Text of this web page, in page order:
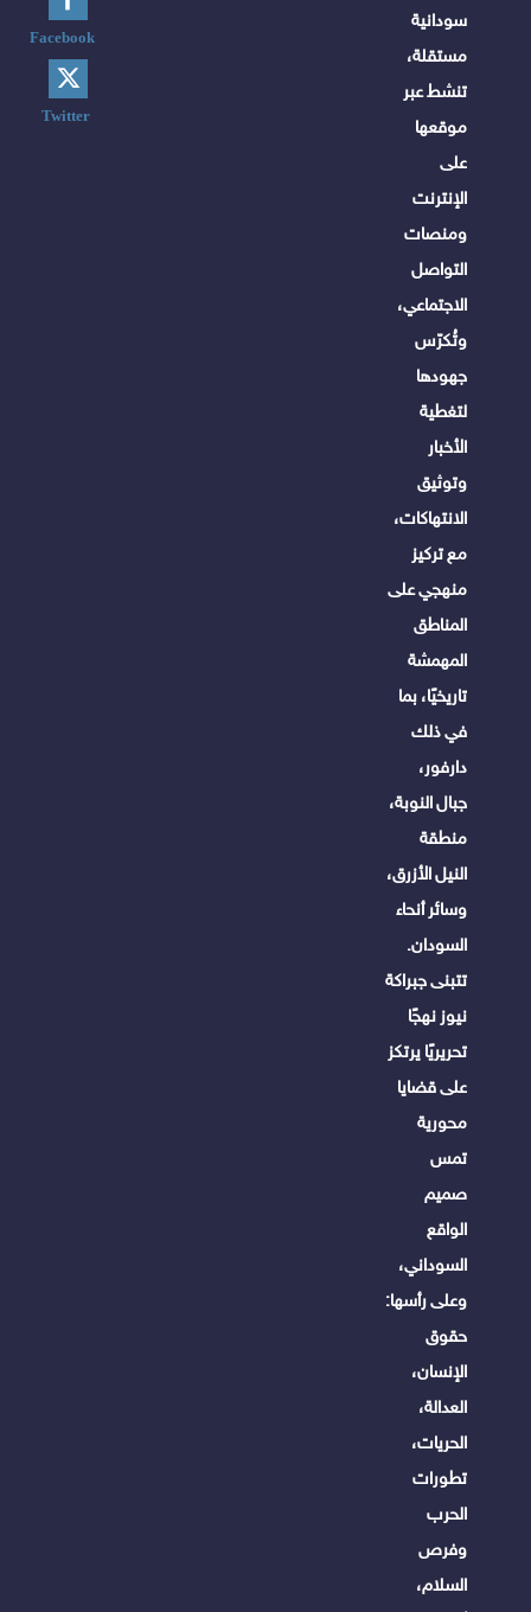
سودانية
مستقلة،
تنشط عبر
موقعها
على
الإنترنت
ومنصات
التواصل
الاجتماعي،
وتُكرّس
جهودها
لتغطية
الأخبار
وتوثيق
الانتهاكات،
مع تركيز
منهجي على
المناطق
المهمشة
تاريخيًا، بما
في ذلك
دارفور،
جبال النوبة،
منطقة
النيل الأزرق،
وسائر أنحاء
السودان.
تتبنى جبراكة
نيوز نهجًا
تحريريًا يرتكز
على قضايا
محورية
تمس
صميم
الواقع
السوداني،
وعلى رأسها:
حقوق
الإنسان،
العدالة،
الحريات،
تطورات
الحرب
وفرص
السلام،
Facebook
Twitter